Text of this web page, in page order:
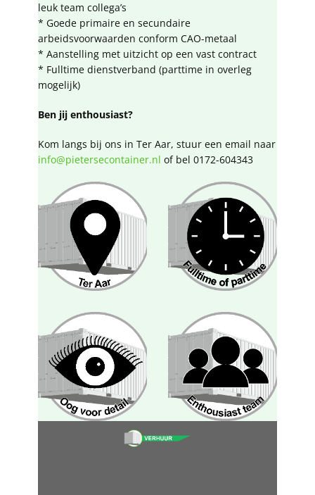
leuk team collega’s
* Goede primaire en secundaire
arbeidsvoorwaarden conform CAO-metaal
* Aanstelling met uitzicht op een vast contract
* Fulltime dienstverband (parttime in overleg
mogelijk)
Ben jij enthousiast?
Kom langs bij ons in Ter Aar, stuur een email naar
info@pietersecontainer.nl of bel 0172-604343